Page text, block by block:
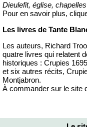
Dieulefit, église,
Pour en savoir plus,
Les livres de Tante
Les auteurs, Richard
quatre livres qui relatent
historiques : Crupies
et six autres récits,
Montjabron.
À commander sur le site